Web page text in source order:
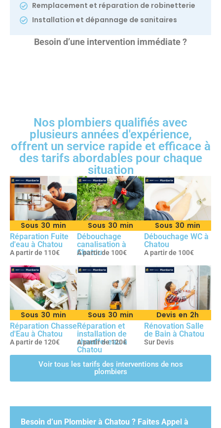
Remplacement et réparation de robinetterie
Installation et dépannage de sanitaires
Besoin d’une intervention immédiate ?
Nos plombiers qualifiés avec
plusieurs années d'expérience,
offrent un service rapide et efficace à
des tarifs abordables pour chaque
situation
Sous 30 min
Réparation Fuite
d'eau à Chatou
A partir de 110€
Sous 30 min
Débouchage
canalisation à
Chatou
A partir de 100€
Sous 30 min
Débouchage WC à
Chatou
A partir de 100€
Sous 30 min
Réparation Chasse
d'Eau à Chatou
A partir de 120€
Sous 30 min
Réparation et
installation de
chauffe-eau à
Chatou
A partir de 120€
Devis en 2h
Rénovation Salle
de Bain à Chatou
Sur Devis
Voir tous les tarifs des interventions de nos
plombiers
Besoin d’un Plombier à Chatou ? Faites Appel à